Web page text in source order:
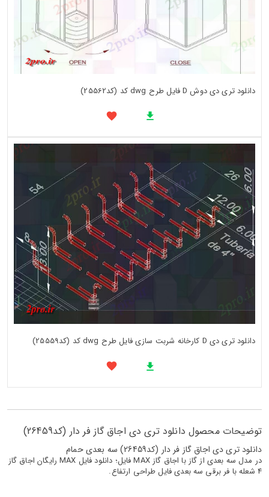
دانلود تری دی دوش D فایل طرح dwg کد (کد25562)
دانلود تری دی D کارخانه شربت سازی فایل طرح dwg کد (کد25559)
توضیحات محصول دانلود تری دی اجاق گاز فر دار (کد26459)
دانلود تری دی اجاق گاز فر دار (کد26459) سه بعدی حمام
در مدل سه بعدی از گاز با اجاق گاز MAX فایل؛ دانلود فایل MAX رایگان اجاق گاز
4 شعله با فر برقی سه بعدی فایل طراحی ارتفاع.